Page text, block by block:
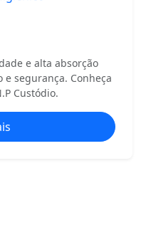
e alta absorção
segurança. Conheça
Custódio.